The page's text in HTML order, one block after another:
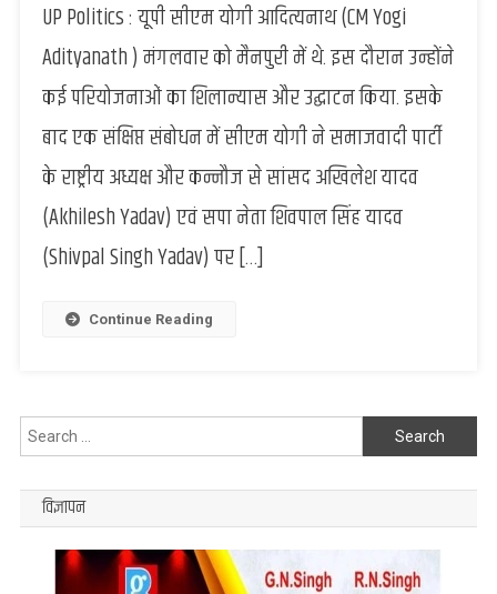
योगी
2017
से
की
सरकार
लेकर
किया
की
UP Politics : यूपी सीएम योगी आदित्यनाथ (CM Yogi
Adityanath ) मंगलवार को मैनपुरी में थे. इस दौरान उन्होंने
कई परियोजनाओं का शिलान्यास और उद्घाटन किया. इसके
बाद एक संक्षिप्त संबोधन में सीएम योगी ने समाजवादी पार्टी
के राष्ट्रीय अध्यक्ष और कन्नौज से सांसद अखिलेश यादव
(Akhilesh Yadav) एवं सपा नेता शिवपाल सिंह यादव
(Shivpal Singh Yadav) पर […]
Continue Reading
Search
for:
विज्ञापन